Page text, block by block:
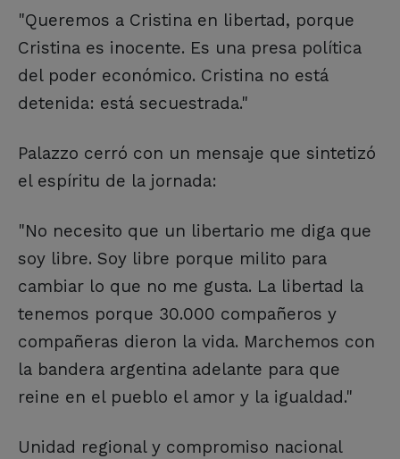
"Queremos a Cristina en libertad, porque
Cristina es inocente. Es una presa política
del poder económico. Cristina no está
detenida: está secuestrada."
Palazzo cerró con un mensaje que sintetizó
el espíritu de la jornada:
"No necesito que un libertario me diga que
soy libre. Soy libre porque milito para
cambiar lo que no me gusta. La libertad la
tenemos porque 30.000 compañeros y
compañeras dieron la vida. Marchemos con
la bandera argentina adelante para que
reine en el pueblo el amor y la igualdad."
Unidad regional y compromiso nacional